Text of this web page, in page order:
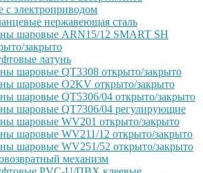
электроприводом
нержавеющая сталь
шаровые ARN15/12 SMART SH
закрыто
латунь
шаровые QT3308 открыто/закрыто
шаровые O2KV открыто/закрыто
шаровые QT5306/04 открыто/закрыто
шаровые QT7306/04 регулирующие
шаровые WV201 открыто/закрыто
шаровые WV211/12 открыто/закрыто
шаровые WV251/52 открыто/закрыто
механизм